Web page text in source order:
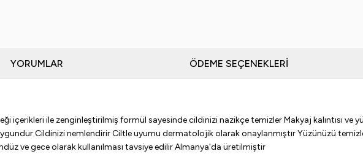
YORUMLAR ÖDEME SEÇENEKLERI
içerikleri ile zenginleştirilmiş formül sayesinde cildinizi nazikçe temizler Makyaj kalıntısı ve
Cildinizi nemlendirir Ciltle uyumu dermatolojik olarak onaylanmıştır Yüzünüzü
ve gece olarak kullanılması tavsiye edilir Almanya'da üretilmiştir